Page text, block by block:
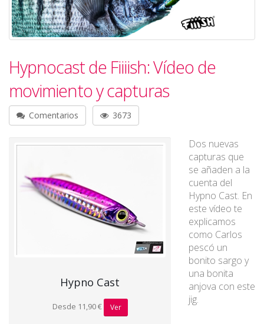
Hypnocast de Fiiiish: Vídeo de
movimiento y capturas
Comentarios 3673
Hypno Cast
Desde 11,90 € Ver
Dos nuevas
capturas que
se añaden a la
cuenta del
Hypno Cast. En
este vídeo te
explicamos
como Carlos
pescó un
bonito sargo y
una bonita
anjova con este
jig.